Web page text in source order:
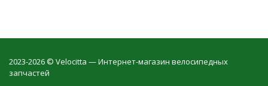
2023-2026 © Velocitta — Интернет-магазин велосипедных
запчастей